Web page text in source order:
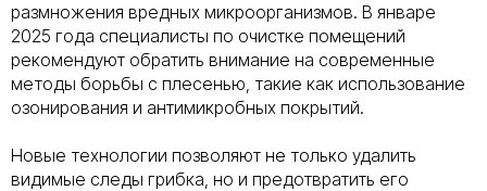
размножения вредных микроорганизмов. В январе
2025 года специалисты по очистке помещений
рекомендуют обратить внимание на современные
методы борьбы с плесенью, такие как использование
озонирования и антимикробных покрытий.
Новые технологии позволяют не только удалить
видимые следы грибка, но и предотвратить его